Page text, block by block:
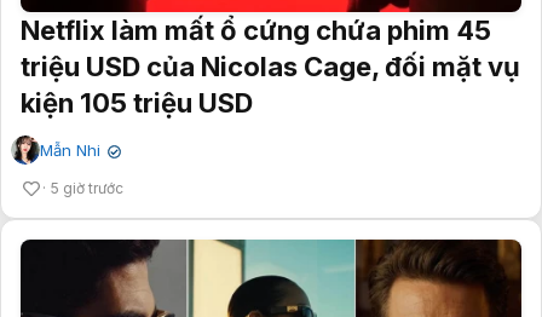
Netflix làm mất ổ cứng chứa phim 45
triệu USD của Nicolas Cage, đối mặt vụ
kiện 105 triệu USD
Mẫn Nhi ✔
5 giờ trước